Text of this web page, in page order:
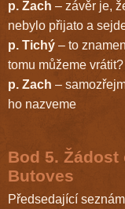
p. Zach – závěr je,
nebylo přijato a
p. Tichý – to
tomu můžeme vrátit?
p. Zach –
ho nazveme
Bod 5.
Butoves
Předsedající